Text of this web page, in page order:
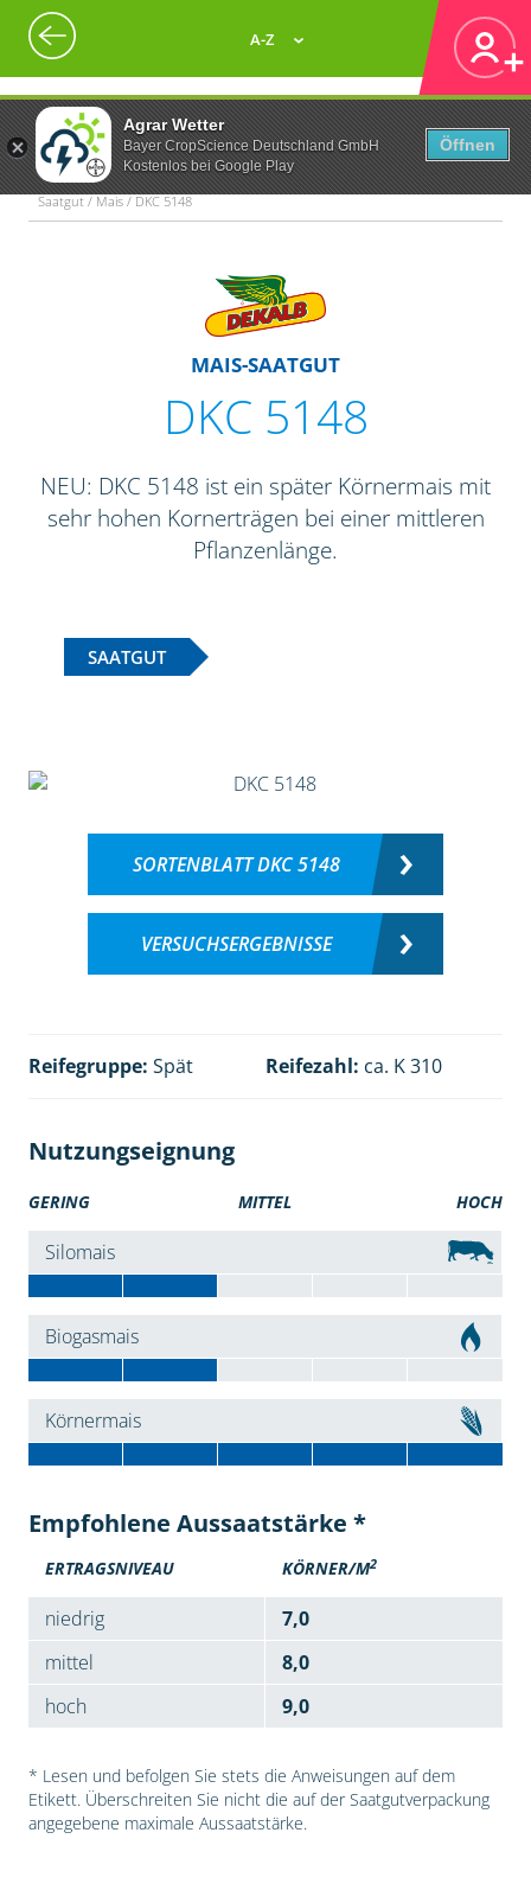
Agrar Wetter
Bayer CropScience Deutschland GmbH
Kostenlos bei Google Play
Öffnen
A-Z
Saatgut / Mais / DKC 5148
MAIS-SAATGUT
DKC 5148
NEU: DKC 5148 ist ein später Körnermais mit
sehr hohen Kornerträgen bei einer mittleren
Pflanzenlänge.
SAATGUT
SORTENBLATT DKC 5148
VERSUCHSERGEBNISSE
Reifegruppe: Spät Reifezahl: ca. K 310
Nutzungseignung
GERING MITTEL HOCH
Silomais
Biogasmais
Körnermais
Empfohlene Aussaatstärke *
ERTRAGSNIVEAU KÖRNER/M2
niedrig
7,0
mittel
8,0
hoch
9,0
* Lesen und befolgen Sie stets die Anweisungen auf dem
Etikett. Überschreiten Sie nicht die auf der Saatgutverpackung
angegebene maximale Aussaatstärke.